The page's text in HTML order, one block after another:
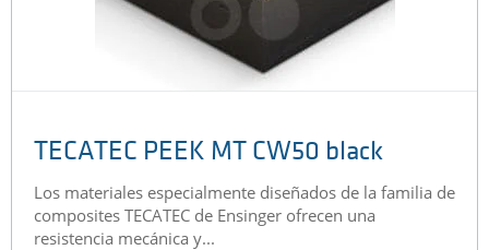
TECATEC PEEK MT CW50 black
Los materiales especialmente diseñados de la familia de
composites TECATEC de Ensinger ofrecen una
resistencia mecánica y...